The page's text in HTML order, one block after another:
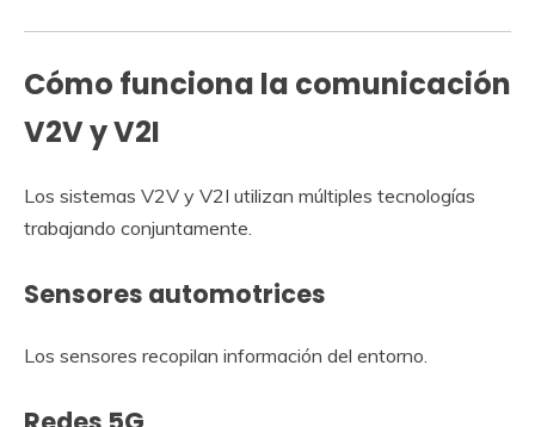
Cómo funciona la comunicación
V2V y V2I
Los sistemas V2V y V2I utilizan múltiples tecnologías
trabajando conjuntamente.
Sensores automotrices
Los sensores recopilan información del entorno.